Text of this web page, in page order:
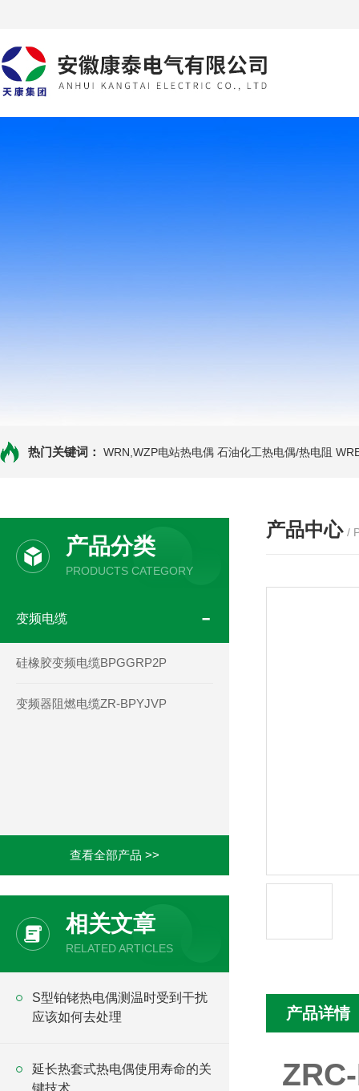
热门关键词： WRN,WZP电站热电偶 石油化工热电偶/热电阻
产品分类
PRODUCTS CATEGORY
变频电缆
硅橡胶变频电缆BPGGRP2P
变频器阻燃电缆ZR-BPYJVP
查看全部产品 >>
相关文章
RELATED ARTICLES
S型铂铑热电偶测温时受到干扰
应该如何去处理
延长热套式热电偶使用寿命的关
键技术
产品中心 /
产品详情